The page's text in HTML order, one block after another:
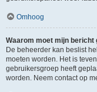
Omhoog
Waarom moet mijn bericht
De beheerder kan beslist
moeten worden. Het is
gebruikersgroep heeft
worden. Neem contact op